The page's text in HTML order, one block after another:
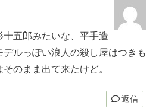
五郎みたいな、平手造
ルっぽい浪人の殺し屋はつきも
のまま出て来たけど。
返信